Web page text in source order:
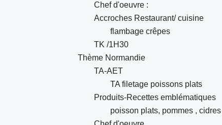
Chef d'oeuvre :
Accroches Restaurant/ cuisine
flambage crêpes
TK /1H30
Thème Normandie
TA-AET
TA filetage poissons plats
Produits-Recettes emblématiques
poisson plats, pommes ,